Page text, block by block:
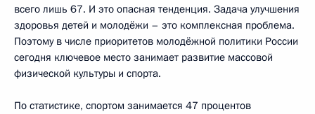
всего лишь 67. И это опасная тенденция. Задача улучшения
здоровья детей и молодёжи – это комплексная проблема.
Поэтому в числе приоритетов молодёжной политики России
сегодня ключевое место занимает развитие массовой
физической культуры и спорта.
По статистике, спортом занимается 47 процентов